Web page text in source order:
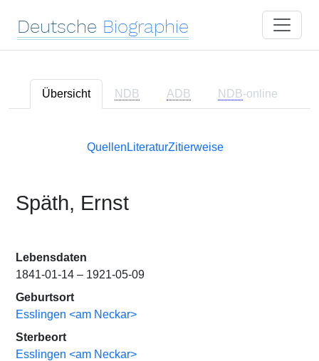
Deutsche Biographie
Übersicht NDB ADB NDB-online
Quellen LiteraturZitierweise
Späth, Ernst
Lebensdaten
1841-01-14 – 1921-05-09
Geburtsort
Esslingen <am Neckar>
Sterbeort
Esslingen <am Neckar>